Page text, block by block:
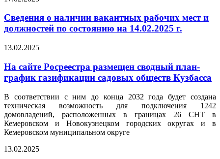
Сведения о наличии вакантных рабочих мест и
должностей по состоянию на 14.02.2025 г.
13.02.2025
На сайте Росреестра размещен сводный план-
график газификации садовых обществ Кузбасса
В соответствии с ним до конца 2032 года будет создана
техническая возможность для подключения 1242
домовладений, расположенных в границах 26 СНТ в
Кемеровском и Новокузнецком городских округах и в
Кемеровском муниципальном округе
13.02.2025